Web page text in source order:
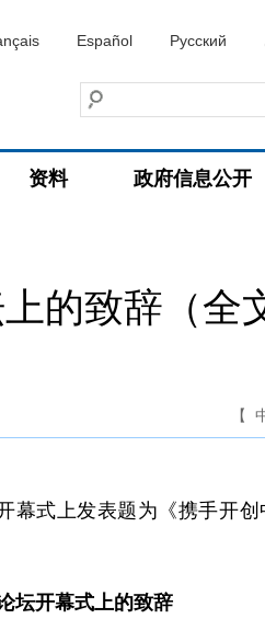
Español Русский
资料 政府信息公开
的致辞（全
【
式上发表题为《携手开创
坛开幕式上的致辞